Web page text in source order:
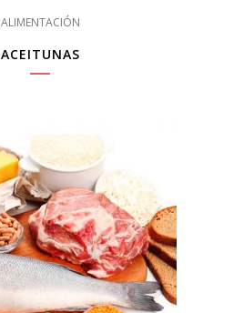
ALIMENTACIÓN
ACEITUNAS